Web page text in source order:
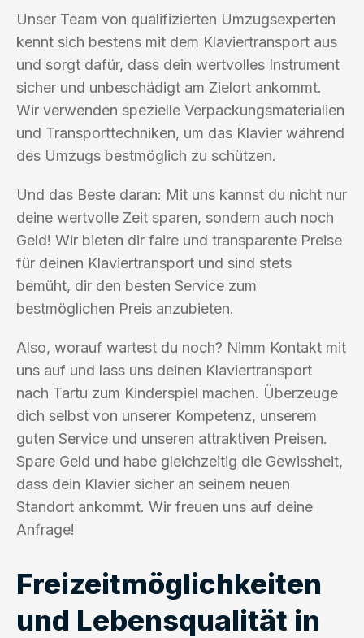
Unser Team von qualifizierten Umzugsexperten
kennt sich bestens mit dem Klaviertransport aus
und sorgt dafür, dass dein wertvolles Instrument
sicher und unbeschädigt am Zielort ankommt.
Wir verwenden spezielle Verpackungsmaterialien
und Transporttechniken, um das Klavier während
des Umzugs bestmöglich zu schützen.
Und das Beste daran: Mit uns kannst du nicht nur
deine wertvolle Zeit sparen, sondern auch noch
Geld! Wir bieten dir faire und transparente Preise
für deinen Klaviertransport und sind stets
bemüht, dir den besten Service zum
bestmöglichen Preis anzubieten.
Also, worauf wartest du noch? Nimm Kontakt mit
uns auf und lass uns deinen Klaviertransport
nach Tartu zum Kinderspiel machen. Überzeuge
dich selbst von unserer Kompetenz, unserem
guten Service und unseren attraktiven Preisen.
Spare Geld und habe gleichzeitig die Gewissheit,
dass dein Klavier sicher an seinem neuen
Standort ankommt. Wir freuen uns auf deine
Anfrage!
Freizeitmöglichkeiten
und Lebensqualität in